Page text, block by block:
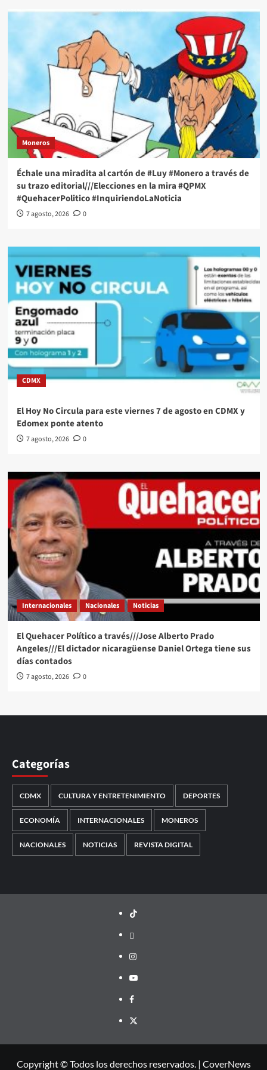
Moneros
Échale una miradita al cartón de #Luy #Monero a través de
su trazo editorial///Elecciones en la mira #QPMX
#QuehacerPolitico #InquiriendoLaNoticia
7 agosto, 2026 0
CDMX
El Hoy No Circula para este viernes 7 de agosto en CDMX y
Edomex ponte atento
7 agosto, 2026 0
Internacionales Nacionales Noticias
El Quehacer Político a través///Jose Alberto Prado
Angeles///El dictador nicaragüense Daniel Ortega tiene sus
días contados
7 agosto, 2026 0
Categorías
CDMX CULTURA Y ENTRETENIMIENTO DEPORTES
ECONOMÍA INTERNACIONALES MONEROS
NACIONALES NOTICIAS REVISTA DIGITAL
TikTok
threads
Instagram
Youtube
Facebook
X
Copyright © Todos los derechos reservados. | CoverNews